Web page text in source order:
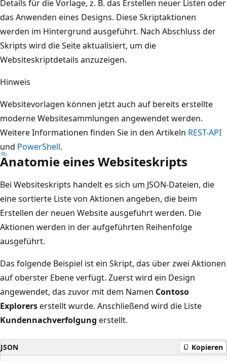
Details für die Vorlage, z. B. das Erstellen neuer Listen oder
das Anwenden eines Designs. Diese Skriptaktionen
werden im Hintergrund ausgeführt. Nach Abschluss der
Skripts wird die Seite aktualisiert, um die
Websiteskriptdetails anzuzeigen.
Hinweis
Websitevorlagen können jetzt auch auf bereits erstellte
moderne Websitesammlungen angewendet werden.
Weitere Informationen finden Sie in den Artikeln REST-API
und PowerShell.
Anatomie eines Websiteskripts
Bei Websiteskripts handelt es sich um JSON-Dateien, die
eine sortierte Liste von Aktionen angeben, die beim
Erstellen der neuen Website ausgeführt werden. Die
Aktionen werden in der aufgeführten Reihenfolge
ausgeführt.
Das folgende Beispiel ist ein Skript, das über zwei Aktionen
auf oberster Ebene verfügt. Zuerst wird ein Design
angewendet, das zuvor mit dem Namen Contoso
Explorerserstellt wurde. Anschließend wird die Liste
Kundennachverfolgung erstellt.
JSON Kopieren